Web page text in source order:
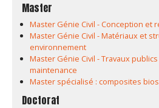
Master
Master Génie Civil - Conception et
Master Génie Civil - Matériaux et
environnement
Master Génie Civil - Travaux
maintenance
Master spécialisé : composites
Doctorat